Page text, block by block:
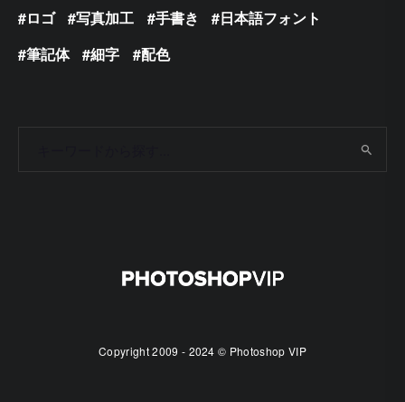
ロゴ
写真加工 手書き
日本語フォント
筆記体
細字 配色
Copyright 2009 - 2024 © Photoshop VIP